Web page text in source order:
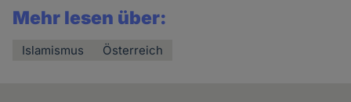
Mehr lesen über:
Islamismus Österreich